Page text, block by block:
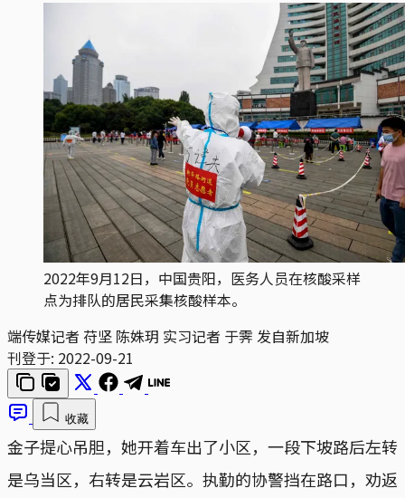
2022年9月12日，中国贵阳，医务人员在核酸采样
点为排队的居民采集核酸样本。
端传媒记者 苻坚 陈姝玥 实习记者 于霁 发自新加坡
刊登于: 2022-09-21
收藏
金子提心吊胆，她开着车出了小区，一段下坡路后左转
是乌当区，右转是云岩区。执勤的协警挡在路口，劝返